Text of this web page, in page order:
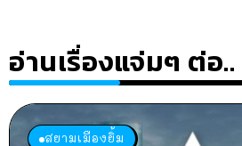
อ่านเรื่องแจ่มๆ ต่อ..
สยามเมืองยิ้ม